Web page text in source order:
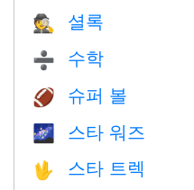
🕵️ 셜록
➗ 수학
🏈 슈퍼 볼
🌌 스타 워즈
🖖 스타 트렉